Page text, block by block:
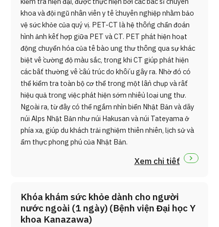
khoa và đội ngũ nhân viên y tế chuyên nghiệp nhằm bảo
vệ sức khỏe của quý vị. PET-CT là hệ thống chẩn đoán
hình ảnh kết hợp giữa PET và CT. PET phát hiện hoạt
động chuyển hóa của tế bào ung thư thông qua sự khác
biệt về cường độ màu sắc, trong khi CT giúp phát hiện
các bất thường về cấu trúc do khối u gây ra. Nhờ đó có
thể kiểm tra toàn bộ cơ thể trong một lần chụp và rất
hiệu quả trong việc phát hiện sớm nhiều loại ung thư.
Ngoài ra, từ đây có thể ngắm nhìn biển Nhật Bản và dãy
núi Alps Nhật Bản như núi Hakusan và núi Tateyama ở
phía xa, giúp du khách trải nghiệm thiên nhiên, lịch sử và
ẩm thực phong phú của Nhật Bản.
Xem chi tiết
Khóa khám sức khỏe dành cho người
nước ngoài (1 ngày) (Bệnh viện Đại học Y
khoa Kanazawa)